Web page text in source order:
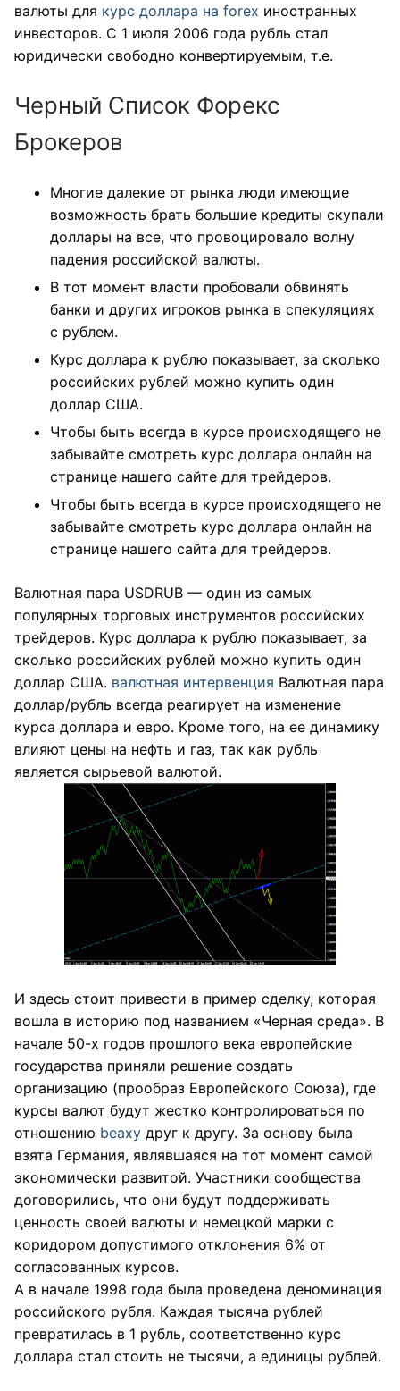
валюты для курс доллара на forex иностранных
инвесторов. С 1 июля 2006 года рубль стал
юридически свободно конвертируемым, т.е.
Черный Список Форекс
Брокеров
Многие далекие от рынка люди имеющие
возможность брать большие кредиты скупали
доллары на все, что провоцировало волну
падения российской валюты.
В тот момент власти пробовали обвинять
банки и других игроков рынка в спекуляциях
с рублем.
Курс доллара к рублю показывает, за сколько
российских рублей можно купить один
доллар США.
Чтобы быть всегда в курсе происходящего не
забывайте смотреть курс доллара онлайн на
странице нашего сайте для трейдеров.
Чтобы быть всегда в курсе происходящего не
забывайте смотреть курс доллара онлайн на
странице нашего сайта для трейдеров.
Валютная пара USDRUB — один из самых
популярных торговых инструментов российских
трейдеров. Курс доллара к рублю показывает, за
сколько российских рублей можно купить один
доллар США. валютная интервенция Валютная пара
доллар/рубль всегда реагирует на изменение
курса доллара и евро. Кроме того, на ее динамику
влияют цены на нефть и газ, так как рубль
является сырьевой валютой.
И здесь стоит привести в пример сделку, которая
вошла в историю под названием «Черная среда». В
начале 50-х годов прошлого века европейские
государства приняли решение создать
организацию (прообраз Европейского Союза), где
курсы валют будут жестко контролироваться по
отношению beaxy друг к другу. За основу была
взята Германия, являвшаяся на тот момент самой
экономически развитой. Участники сообщества
договорились, что они будут поддерживать
ценность своей валюты и немецкой марки с
коридором допустимого отклонения 6% от
согласованных курсов.
А в начале 1998 года была проведена деноминация
российского рубля. Каждая тысяча рублей
превратилась в 1 рубль, соответственно курс
доллара стал стоить не тысячи, а единицы рублей.